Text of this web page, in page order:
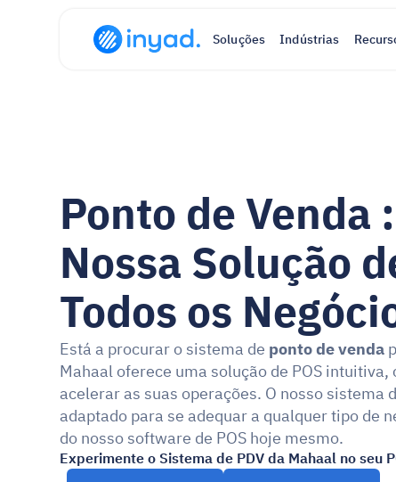
Ponto de Venda :
Nossa Solução
Todos os
Está a procurar o sistema de ponto de venda
Mahaal oferece uma solução de POS
acelerar as suas operações. O nosso sistema
adaptado para se adequar a qualquer tipo de
do nosso software de POS hoje mesmo.
Experimente o Sistema de PDV da Mahaal no seu
Soluções Indústrias